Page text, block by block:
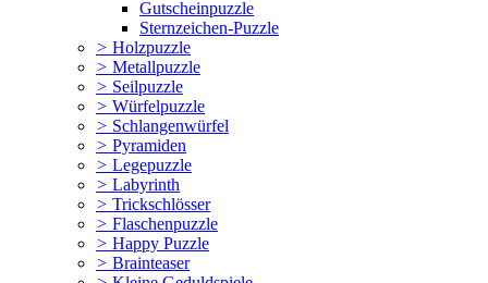
Gutscheinpuzzle
Sternzeichen-Puzzle
> Holzpuzzle
> Metallpuzzle
> Seilpuzzle
> Würfelpuzzle
> Schlangenwürfel
> Pyramiden
> Legepuzzle
> Labyrinth
> Trickschlösser
> Flaschenpuzzle
> Happy Puzzle
> Brainteaser